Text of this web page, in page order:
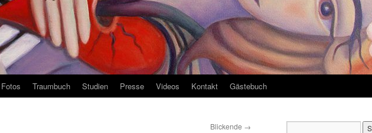
Fotos Traumbuch Studien Presse Videos Kontakt Gästebuch
Blickende →